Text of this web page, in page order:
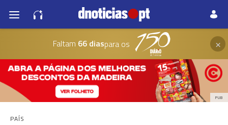
Faltam 66 diaspara os ×
PUB
PAÍS